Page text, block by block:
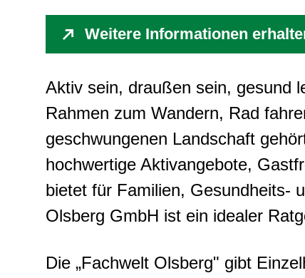
Weitere Informationen
Aktiv sein, draußen sein, gesund
Rahmen zum Wandern, Rad
geschwungenen Landschaft
hochwertige Aktivangebote,
bietet für Familien, Gesundheits-
Olsberg GmbH ist ein idealer
Die „Fachwelt Olsberg" gibt